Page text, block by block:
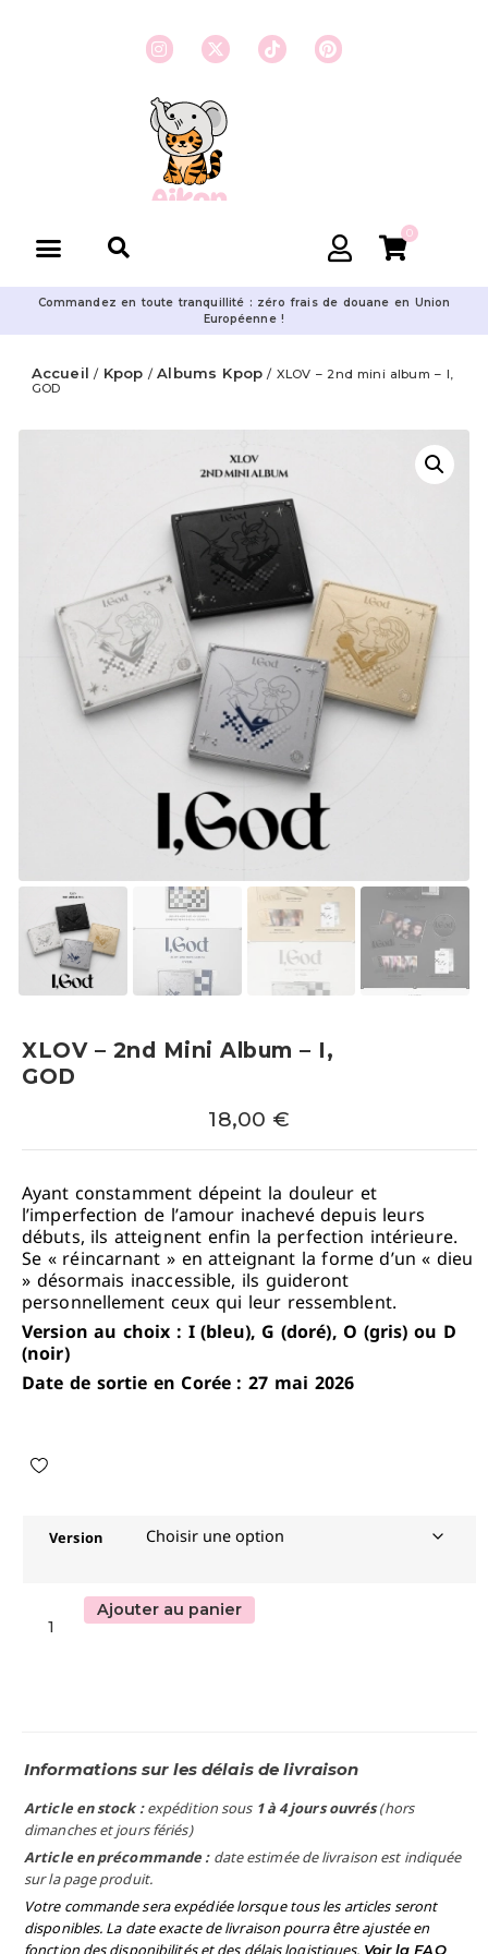
0
Commandez en toute tranquillité : zéro frais de douane en Union
Européenne !
Accueil / Kpop /Albums Kpop/ XLOV – 2nd mini album – I,
GOD
XLOV – 2nd Mini Album – I,
GOD
18,00 €
Ayant constamment dépeint la douleur et
l’imperfection de l’amour inachevé depuis leurs
débuts, ils atteignent enfin la perfection intérieure.
Se « réincarnant » en atteignant la forme d’un « dieu
» désormais inaccessible, ils guideront
personnellement ceux qui leur ressemblent.
Version au choix : I (bleu), G (doré), O (gris) ou D
(noir)
Date de sortie en Corée : 27 mai 2026
Version
Ajouter au panier
Informations sur les délais de livraison
Article en stock :expédition sous 1 à 4 jours ouvrés(hors
dimanches et jours fériés)
Article en précommande : date estimée de livraison est indiquée
sur la page produit.
Votre commande sera expédiée lorsque tous les articles seront
disponibles. La date exacte de livraison pourra être ajustée en
fonction des disponibilités et des délais logistiques. Voir la FAQ